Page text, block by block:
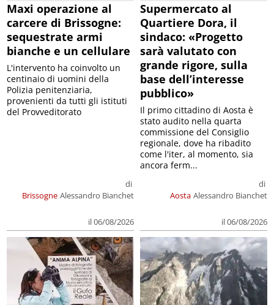
Maxi operazione al
carcere di Brissogne:
sequestrate armi
bianche e un cellulare
Brissogne
di
Alessandro Bianchet
il 06/08/2026
L'intervento ha coinvolto un
centinaio di uomini della
Polizia penitenziaria,
provenienti da tutti gli istituti
del Provveditorato
Supermercato al
Quartiere Dora, il
sindaco: «Progetto
sarà valutato con
grande rigore, sulla
base dell’interesse
pubblico»
Aosta
di
Alessandro Bianchet
il 06/08/2026
Il primo cittadino di Aosta è
stato audito nella quarta
commissione del Consiglio
regionale, dove ha ribadito
come l'iter, al momento, sia
ancora ferm...